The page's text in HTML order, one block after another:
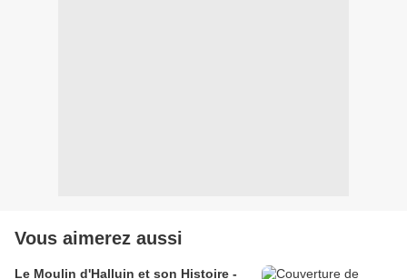
Vous aimerez aussi
Le Moulin d'Halluin et son Histoire -